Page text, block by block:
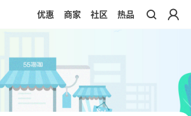
优惠 商家 社区 热品